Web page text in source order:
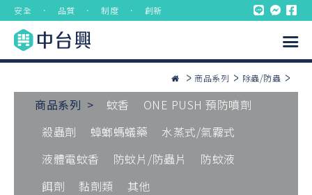
安全 ． 品質 ． 制度 ． 創新
商品系列 除蟲/防蟲
商品系列 > 蚊香
ONE PUSH 預防噴劑
殺蟲劑
蟑螂螞蟻藥
水蒸式/氣霧式
液體電蚊香
防蚊片/防蟲片
防蚊液
餌劑
黏劑類 其他